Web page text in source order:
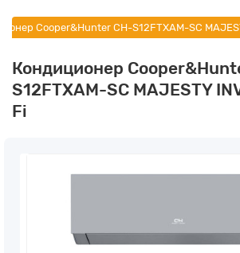
Cooper&Hunter CH-S12FTXAM-SC
Кондиционер
S12FTXAM-SC MAJESTY
Fi